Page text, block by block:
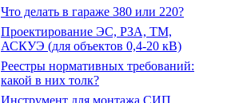
Что делать в гараже 380 или 220?
Проектирование ЭС, РЗА, ТМ,
АСКУЭ (для объектов 0,4-20 кВ)
Реестры нормативных требований:
какой в них толк?